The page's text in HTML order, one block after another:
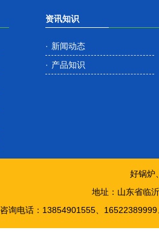
资讯知识
· 新闻动态
· 产品知识
好锅炉
地址：山东省临
咨询电话：13854901555、